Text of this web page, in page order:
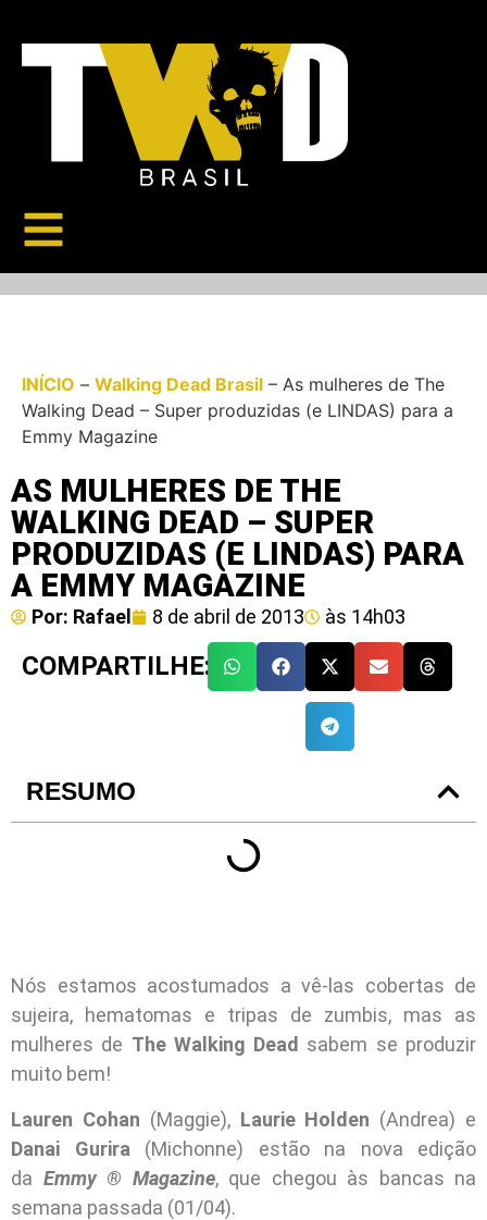
INÍCIO – Walking Dead Brasil – As mulheres de The
Walking Dead – Super produzidas (e LINDAS) para a
Emmy Magazine
AS MULHERES DE THE
WALKING DEAD – SUPER
PRODUZIDAS (E LINDAS) PARA
A EMMY MAGAZINE
Por: Rafael 8 de abril de 2013 às 14h03
COMPARTILHE:
RESUMO
Nós estamos acostumados a vê-las cobertas de
sujeira, hematomas e tripas de zumbis, mas as
mulheres de The Walking Dead sabem se produzir
muito bem!
Lauren Cohan (Maggie), Laurie Holden (Andrea) e
Danai Gurira (Michonne) estão na nova edição
da Emmy ® Magazine, que chegou às bancas na
semana passada (01/04).